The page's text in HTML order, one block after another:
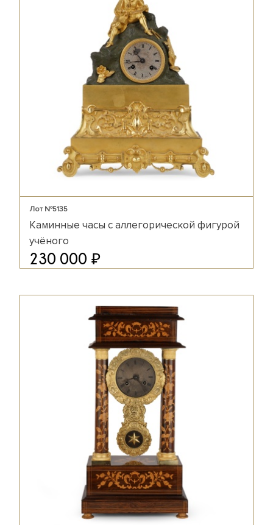
Лот №5135
Каминные часы с аллегорической фигурой
учёного
230 000 ₽